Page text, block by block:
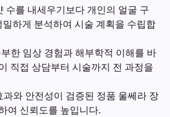
수를 내세우기보다 개인의 얼굴 구
하게 분석하여 시술 계획을 수립합
한 임상 경험과 해부학적 이해를 바
직접 상담부터 시술까지 전 과정을
과와 안전성이 검증된 정품 울쎄라 장
여 신뢰도를 높입니다.